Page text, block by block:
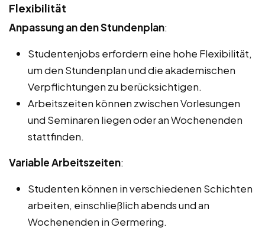
Flexibilität
Anpassung an den Stundenplan:
Studentenjobs erfordern eine hohe Flexibilität,
um den Stundenplan und die akademischen
Verpflichtungen zu berücksichtigen.
Arbeitszeiten können zwischen Vorlesungen
und Seminaren liegen oder an Wochenenden
stattfinden.
Variable Arbeitszeiten:
Studenten können in verschiedenen Schichten
arbeiten, einschließlich abends und an
Wochenenden in Germering.